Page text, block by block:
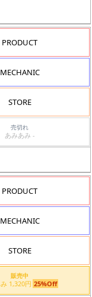
PRODUCT
MECHANIC
STORE
売切れ
あみあみ -
PRODUCT
MECHANIC
STORE
販売中
あみあみ 1,320円 25%Off